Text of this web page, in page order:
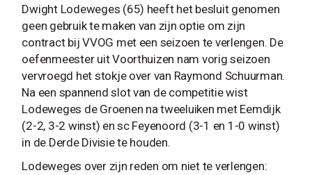
Dwight Lodeweges (65) heeft het besluit genomen
geen gebruik te maken van zijn optie om zijn
contract bij VVOG met een seizoen te verlengen. De
oefenmeester uit Voorthuizen nam vorig seizoen
vervroegd het stokje over van Raymond Schuurman.
Na een spannend slot van de competitie wist
Lodeweges de Groenen na tweeluiken met Eemdijk
(2-2, 3-2 winst) en sc Feyenoord (3-1 en 1-0 winst)
in de Derde Divisie te houden.
Lodeweges over zijn reden om niet te verlengen: